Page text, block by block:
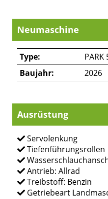
Neumaschine
Type:
PARK
Baujahr:
2026
Ausrüstung
Servolenkung
Tiefenführungsrollen
Antrieb: Allrad
Treibstoff: Benzin
Getriebeart